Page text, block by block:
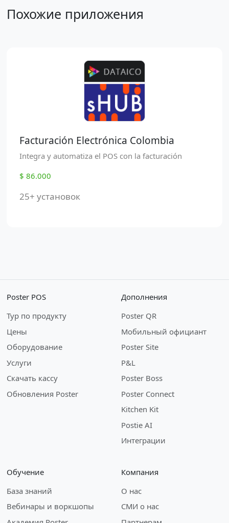
Похожие приложения
Facturación Electrónica Colombia
Integra y automatiza el POS con la facturación
$ 86.000
25+ установок
Poster POS
Тур по продукту
Цены
Оборудование
Услуги
Скачать кассу
Обновления Poster
Дополнения
Poster QR
Мобильный официант
Poster Site
P&L
Poster Boss
Poster Connect
Kitchen Kit
Postie AI
Интеграции
Обучение
База знаний
Вебинары и воркшопы
Компания
О нас
СМИ о нас